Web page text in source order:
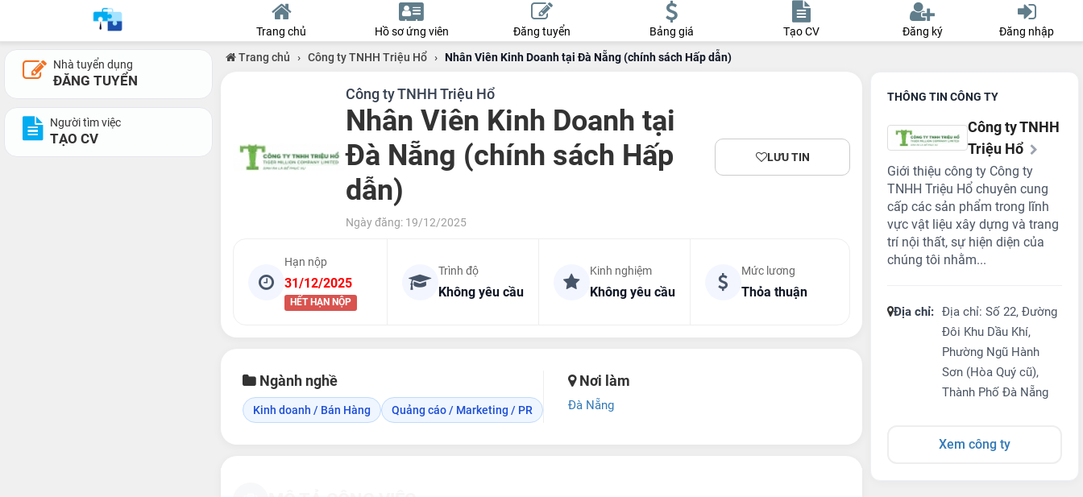
Trang chủ Hồ sơ ứng viên Đăng tuyển Bảng giá Tạo CV Đăng ký Đăng nhập
Nhà tuyển dụng
ĐĂNG TUYỂN
Người tìm việc
TẠO CV
Trang chủ › Công ty TNHH Triệu Hổ › Nhân Viên Kinh Doanh tại Đà Nẵng (chính sách Hấp dẫn)
Công ty TNHH Triệu Hổ
Nhân Viên Kinh Doanh tại
Đà Nẵng (chính sách Hấp
dẫn)
Ngày đăng: 19/12/2025
LƯU TIN
Hạn nộp
31/12/2025
HẾT HẠN NỘP
Trình độ
Không yêu cầu
Kinh nghiệm
Không yêu cầu
Mức lương
Thỏa thuận
Ngành nghề
Kinh doanh / Bán Hàng Quảng cáo / Marketing / PR
Nơi làm
Đà Nẵng
THÔNG TIN CÔNG TY
Công ty TNHH
Triệu Hổ
Giới thiệu công ty Công ty
TNHH Triệu Hổ chuyên cung
cấp các sản phẩm trong lĩnh
vực vật liệu xây dựng và trang
trí nội thất, sự hiện diện của
chúng tôi nhằm...
Địa chỉ: Địa chỉ: Số 22, Đường
Đôi Khu Dầu Khí,
Phường Ngũ Hành
Sơn (Hòa Quý cũ),
Thành Phố Đà Nẵng
Xem công ty